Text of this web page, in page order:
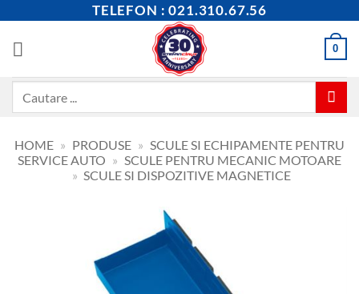
content
TELEFON : 021.310.67.56
0
HOME » PRODUSE » SCULE SI ECHIPAMENTE PENTRU
SERVICE AUTO » SCULE PENTRU MECANIC MOTOARE
» SCULE SI DISPOZITIVE MAGNETICE